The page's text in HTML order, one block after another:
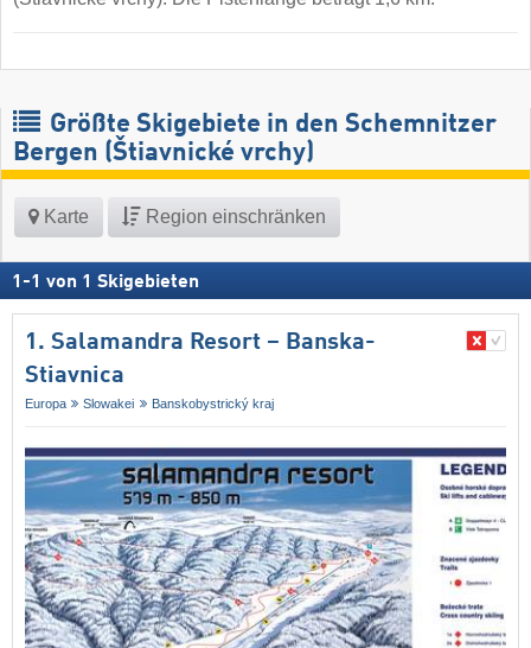
Größte Skigebiete in den Schemnitzer
Bergen (Štiavnické vrchy)
Karte Region einschränken
1 -1 von 1 Skigebieten
1. Salamandra Resort – Banska-
Stiavnica
Europa Slowakei Banskobystrický kraj